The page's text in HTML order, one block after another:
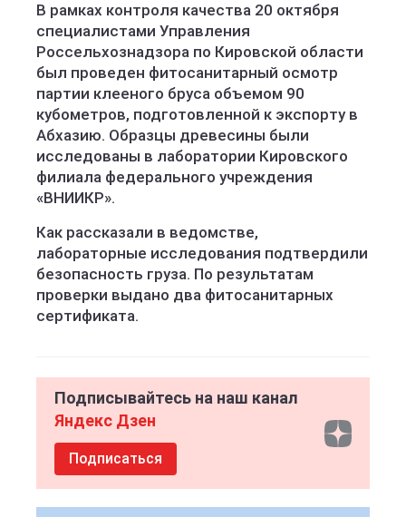
В рамках контроля качества 20 октября
специалистами Управления
Россельхознадзора по Кировской области
был проведен фитосанитарный осмотр
партии клееного бруса объемом 90
кубометров, подготовленной к экспорту в
Абхазию. Образцы древесины были
исследованы в лаборатории Кировского
филиала федерального учреждения
«ВНИИКР».
Как рассказали в ведомстве,
лабораторные исследования подтвердили
безопасность груза. По результатам
проверки выдано два фитосанитарных
сертификата.
Подписывайтесь на наш канал
Яндекс Дзен
Подписаться